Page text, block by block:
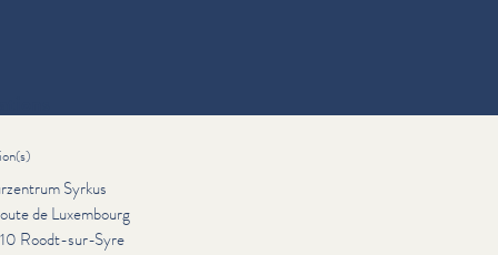
Syrkus
de Luxembourg
Roodt-sur-Syre